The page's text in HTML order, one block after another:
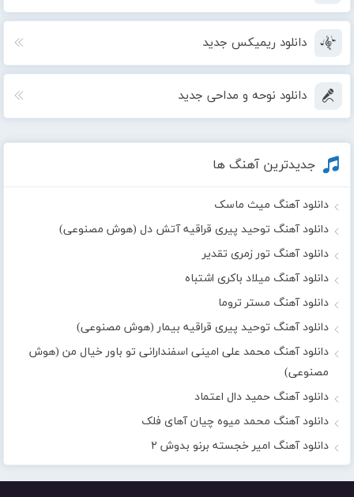
دانلود ریمیکس جدید
دانلود نوحه و مداحی جدید
جدیدترین آهنگ ها
دانلود آهنگ میث ماسک
دانلود آهنگ توحید پیری قراقیه آتش دل (هوش مصنوعی)
دانلود آهنگ تور زمری تقدیر
دانلود آهنگ میلاد باکری اشتباه
دانلود آهنگ مستر تروما
دانلود آهنگ توحید پیری قراقیه بیمار (هوش مصنوعی)
دانلود آهنگ محمد علی امینی اسفندارانی تو باور خیال من (هوش
مصنوعی)
دانلود آهنگ حمید دال اعتماد
دانلود آهنگ محمد میوه چیان آهای فلک
دانلود آهنگ امیر خجسته برنو بدوش ۲